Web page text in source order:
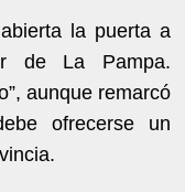
la puerta a
de La Pampa.
aunque remarcó
ofrecerse un